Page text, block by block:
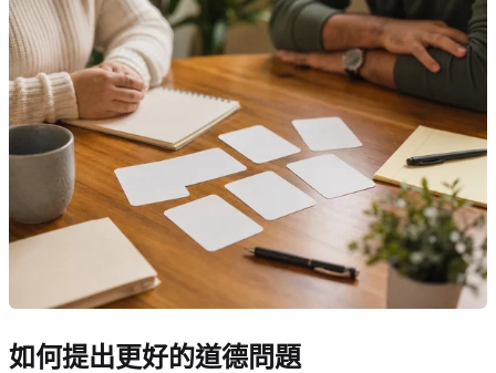
如何提出更好的道德問題